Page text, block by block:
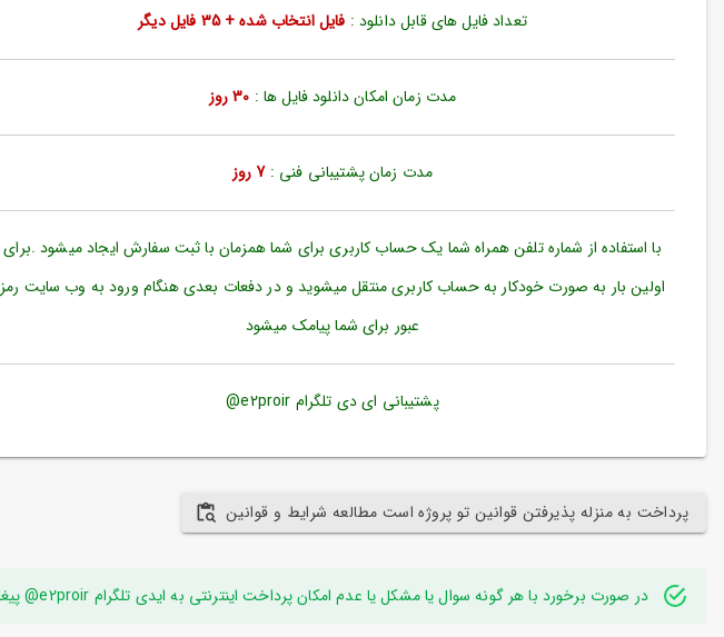
کاربری
ثبت
بازیابی
رمز
علاقه
تعداد فایل های قابل دانلود : فایل انتخاب شده + 35 فایل دیگر
مدت زمان امکان دانلود فایل ها : 30 روز
مدت زمان پشتیبانی فنی :7 روز
با استفاده از شماره تلفن همراه شما یک حساب کاربری برای شما همزمان با ثبت سفارش ایجاد میشود .برای
اولین بار به صورت خودکار به حساب کاربری منتقل میشوید و در دفعات بعدی هنگام ورود به وب سایت رمز
عبور برای شما پیامک میشود
پشتیبانی ای دی تلگرام e2proir@
پرداخت به منزله پذیرفتن قوانین تو پروژه است مطالعه شرایط و قوانین
در صورت برخورد با هر گونه سوال یا مشکل یا عدم امکان پرداخت اینترنتی به ایدی تلگرام e2proir@ پیغام بفرستید